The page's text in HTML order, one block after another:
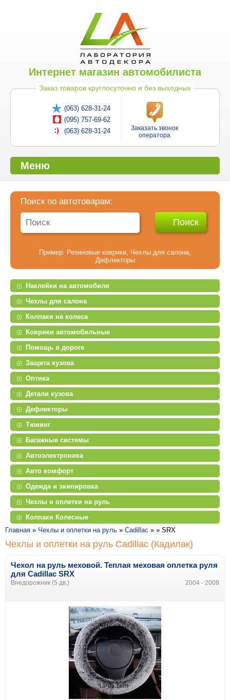
Интернет магазин автомобилиста
Заказ товаров круглосуточно и без выходных
(063) 628-31-24
(095) 757-69-62
(063) 628-31-24
Заказать звонок
оператора
Меню
Поиск по автотоварам:
Пример: Резиновые коврики Чехлы для салона
Дефлекторы
Наклейки на автомобили
Чехлы для салона
Колпаки на колеса
Коврики автомобильные
Помощь в дороге
Защита кузова
Оптика
Детали кузова
Дефлекторы
Тюнинг
Багажные системы
Автоэлектроника
Авто комфорт
Одежда и экипировка
Чехлы и оплетки на руль
Колпаки Колесные
Главная » Чехлы и оплетки на руль » Cadillac » » SRX
Чехлы и оплетки на руль Cadillac (Кадилак)
Чехол на руль меховой. Теплая меховая оплетка руля
для Cadillac SRX
Внедорожник (5 дв.) 2004 - 2009